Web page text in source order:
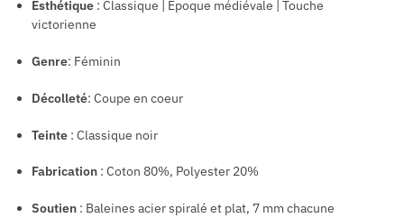
Esthétique : Classique | Époque médiévale | Touche
victorienne
Genre: Féminin
Décolleté: Coupe en coeur
Teinte : Classique noir
Fabrication : Coton 80%, Polyester 20%
Soutien : Baleines acier spiralé et plat, 7 mm chacune